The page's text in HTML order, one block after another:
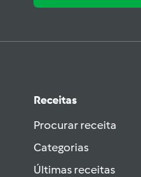
Receitas
Procurar receita
Categorias
Últimas receitas